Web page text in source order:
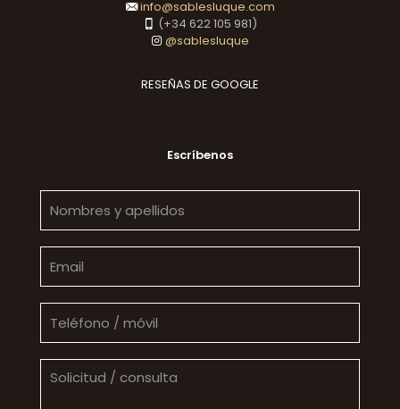
info@sablesluque.com
(+34 622 105 981)
@sablesluque
RESEÑAS DE GOOGLE
Escríbenos